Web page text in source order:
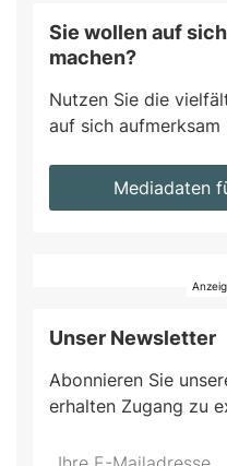
Sie wollen auf
machen?
Nutzen Sie die
auf sich aufmerksam
Mediadaten
Unser Newsletter
Abonnieren Sie
erhalten Zugang zu
Do
*Ihre